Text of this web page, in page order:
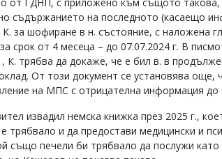
съдържанието на последното (касаещо
за шофиране в н. състояние, с наложена
срок от 4 месеца – до 07.07.2024 г. В
трябва да докаже, че е бил в. в
От този документ се установява
на МПС с отрицателна информация до
извадил немска книжка през 2025 г.,
трябвало и да предостави медицински и
също печели би трябвало да послужи като